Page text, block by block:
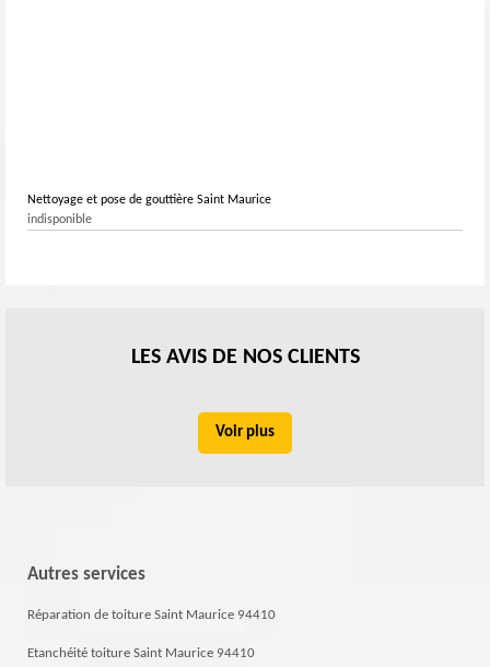
Nettoyage et pose de gouttière Saint Maurice
indisponible
LES AVIS DE NOS CLIENTS
Voir plus
Autres services
Réparation de toiture Saint Maurice 94410
Etanchéité toiture Saint Maurice 94410